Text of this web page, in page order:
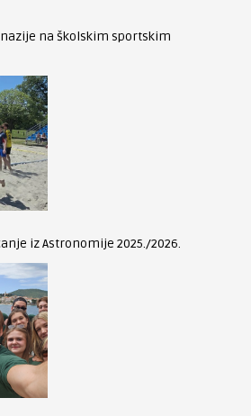
na školskim sportskim
iz Astronomije 2025./2026.